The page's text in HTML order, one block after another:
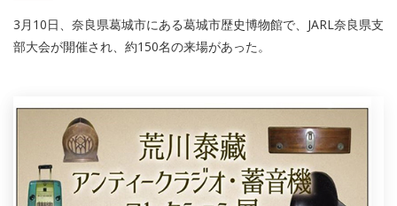
3月10日、奈良県葛城市にある葛城市歴史博物館で、JARL奈良県支
部大会が開催され、約150名の来場があった。